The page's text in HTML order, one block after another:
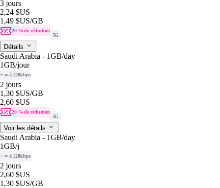
3 jours
2,24 $US
1,49 $US/GB
20 % de réduction
5G
Détails
Saudi Arabia - 1GB/day
1GB/jour
+ ∞ à 128kbps
2 jours
1,30 $US/GB
2,60 $US
20 % de réduction
5G
Voir les détails
Saudi Arabia - 1GB/day
1GB/j
+ ∞ à 128kbps
2 jours
2,60 $US
1,30 $US/GB